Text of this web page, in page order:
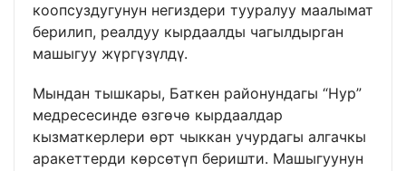
коопсуздугунун негиздери тууралуу маалымат
берилип, реалдуу кырдаалды чагылдырган
машыгуу жүргүзүлдү.
Мындан тышкары, Баткен районундагы “Нур”
медресесинде өзгөчө кырдаалдар
кызматкерлери өрт чыккан учурдагы алгачкы
аракеттерди көрсөтүп беришти. Машыгуунун